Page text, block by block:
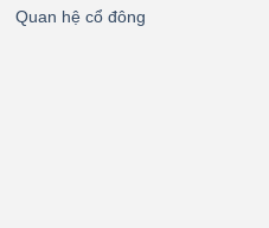
Quan hệ cổ đông